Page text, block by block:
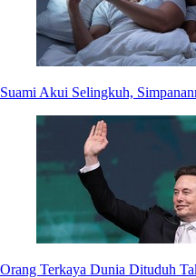
Suami Akui Selingkuh,
Orang Terkaya Dunia Dituduh